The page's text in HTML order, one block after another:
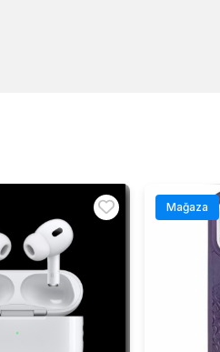
Mağaza